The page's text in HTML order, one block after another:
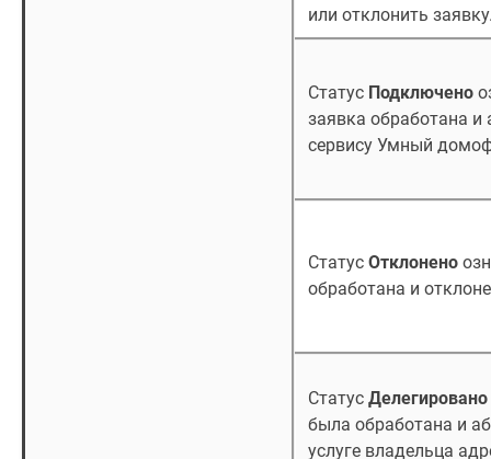
или отклонить
Статус Подключено
заявка обработана
сервису Умный
Статус Отклонено
обработана и
Статус Делегировано
была обработана и
услуге владельца